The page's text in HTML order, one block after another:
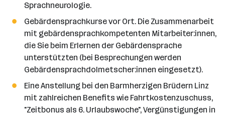
Sprachneurologie.
Gebärdensprachkurse vor Ort. Die Zusammenarbeit
mit gebärdensprachkompetenten Mitarbeiter:innen,
die Sie beim Erlernen der Gebärdensprache
unterstützten (bei Besprechungen werden
Gebärdensprachdolmetscher:innen eingesetzt).
Eine Anstellung bei den Barmherzigen Brüdern Linz
mit zahlreichen Benefits wie Fahrtkostenzuschuss,
"Zeitbonus als 6. Urlaubswoche", Vergünstigungen in